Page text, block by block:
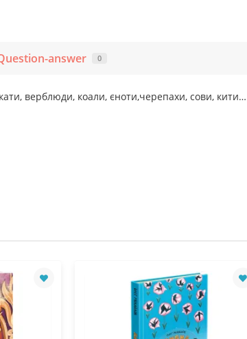
answer 0
верблюди, коали, єноти,черепахи, сови,